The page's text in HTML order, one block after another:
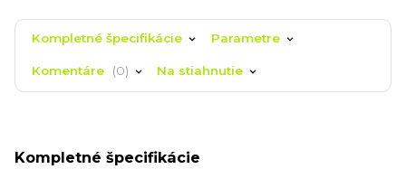
Kompletné špecifikácie Parametre
Komentáre 0 Na stiahnutie
Kompletné špecifikácie